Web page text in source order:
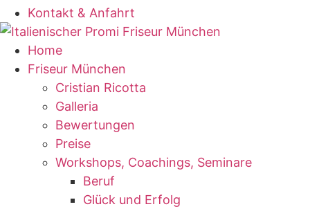
Kontakt & Anfahrt
Home
Friseur München
Cristian Ricotta
Galleria
Bewertungen
Preise
Workshops, Coachings, Seminare
Beruf
Glück und Erfolg